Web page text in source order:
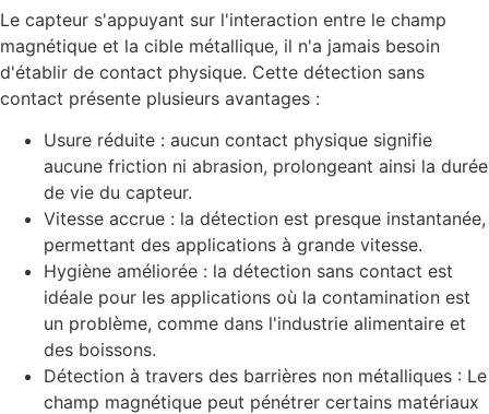
Le capteur s'appuyant sur l'interaction entre le champ
magnétique et la cible métallique, il n'a jamais besoin
d'établir de contact physique. Cette détection sans
contact présente plusieurs avantages :
Usure réduite : aucun contact physique signifie
aucune friction ni abrasion, prolongeant ainsi la durée
de vie du capteur.
Vitesse accrue : la détection est presque instantanée,
permettant des applications à grande vitesse.
Hygiène améliorée : la détection sans contact est
idéale pour les applications où la contamination est
un problème, comme dans l'industrie alimentaire et
des boissons.
Détection à travers des barrières non métalliques : Le
champ magnétique peut pénétrer certains matériaux